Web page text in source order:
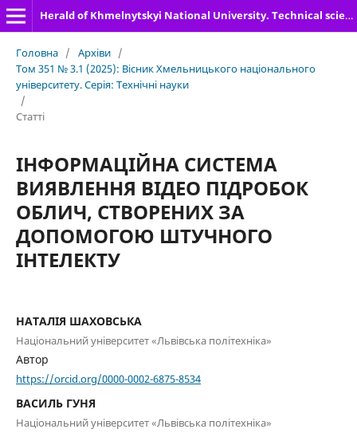
Herald of Khmelnytskyi National University. Technical sciences
Головна / Архіви /
Том 351 № 3.1 (2025): Вісник Хмельницького національного
університету. Серія: Технічні науки
/
Статті
ІНФОРМАЦІЙНА СИСТЕМА
ВИЯВЛЕННЯ ВІДЕО ПІДРОБОК
ОБЛИЧ, СТВОРЕНИХ ЗА
ДОПОМОГОЮ ШТУЧНОГО
ІНТЕЛЕКТУ
НАТАЛІЯ ШАХОВСЬКА
Національний університет «Львівська політехніка»
Автор
https://orcid.org/0000-0002-6875-8534
ВАСИЛЬ ГУНЯ
Національний університет «Львівська політехніка»